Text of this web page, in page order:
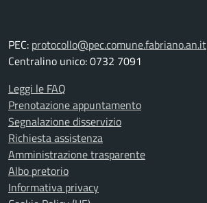
PEC: protocollo@pec.comune.fabriano.an.it
Centralino unico: 0732 7091
Leggi le FAQ
Prenotazione appuntamento
Segnalazione disservizio
Richiesta assistenza
Amministrazione trasparente
Albo pretorio
Informativa privacy